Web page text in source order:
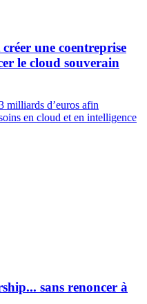
une coentreprise
le cloud souverain
milliards d’euros afin
en cloud et en intelligence
sans renoncer à